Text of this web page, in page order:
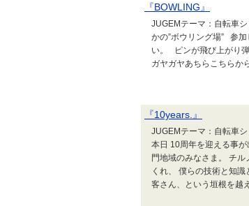
『BOWLING』
JUGEMテーマ：自転車
かの”ボウリング場” 参
い。 ピンが飛び上がり
ガヤガヤあちらこちら
『10years.』
JUGEMテーマ：自転車
本日 10周年を迎える事
門地域のみなさま。 チ
くれ、 僕らの技術と知
客さん、という垣根を越